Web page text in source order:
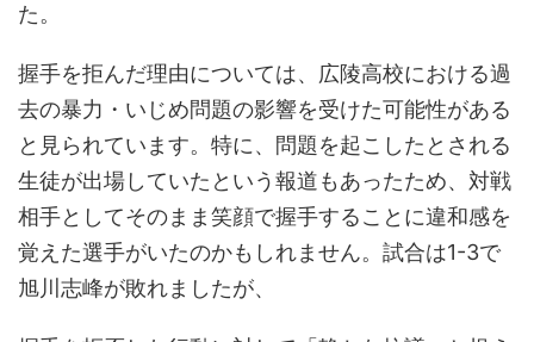
た。
握手を拒んだ理由については、広陵高校における過
去の暴力・いじめ問題の影響を受けた可能性がある
と見られています。特に、問題を起こしたとされる
生徒が出場していたという報道もあったため、対戦
相手としてそのまま笑顔で握手することに違和感を
覚えた選手がいたのかもしれません。試合は1-3で
旭川志峰が敗れましたが、